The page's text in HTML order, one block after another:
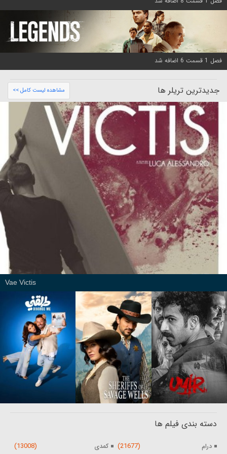
فصل 1 قسمت 6 اضافه شد
جدیدترین تریلر ها مشاهده لیست کامل >>
Vae Victis
دسته بندی فیلم ها
درام (21677) کمدی (13008)